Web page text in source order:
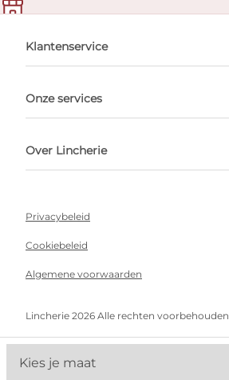
Kies je maat
afspraak
Klantenservice
Onze services
Over Lincherie
Privacybeleid
Cookiebeleid
Algemene voorwaarden
Lincherie 2026 Alle rechten voorbehouden